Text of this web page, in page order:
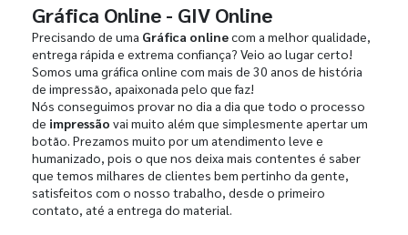
Gráfica Online - GIV Online
Precisando de uma Gráfica onlinecom a melhor qualidade,
entrega rápida e extrema confiança? Veio ao lugar certo!
Somos uma gráfica online com mais de 30 anos de história
de impressão, apaixonada pelo que faz!
Nós conseguimos provar no dia a dia que todo o processo
de impressão vai muito além que simplesmente apertar um
botão. Prezamos muito por um atendimento leve e
humanizado, pois o que nos deixa mais contentes é saber
que temos milhares de clientes bem pertinho da gente,
satisfeitos com o nosso trabalho, desde o primeiro
contato, até a entrega do material.